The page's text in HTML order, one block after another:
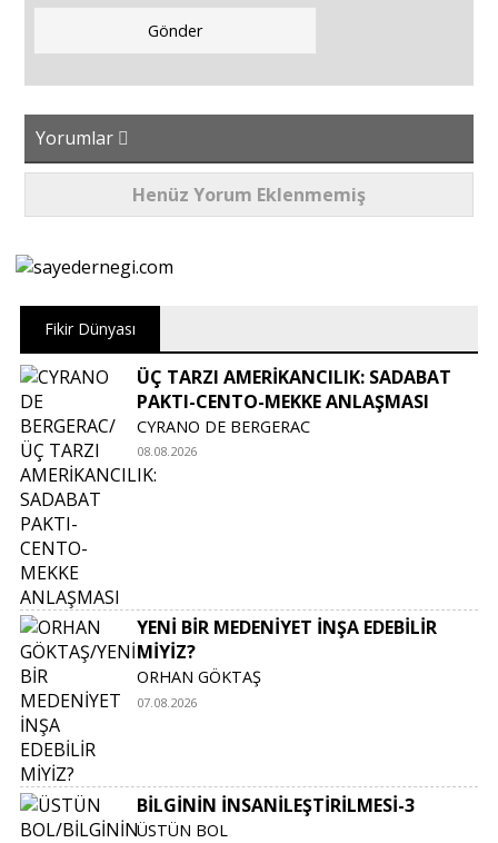
Yorumlar
Henüz Yorum Eklenmemiş
Fikir Dünyası
ÜÇ TARZI AMERİKANCILIK: SADABAT
PAKTI-CENTO-MEKKE ANLAŞMASI
CYRANO DE BERGERAC
08.08.2026
YENİ BİR MEDENİYET İNŞA EDEBİLİR
MİYİZ?
ORHAN GÖKTAŞ
07.08.2026
BİLGİNİN İNSANİLEŞTİRİLMESİ-3
ÜSTÜN BOL